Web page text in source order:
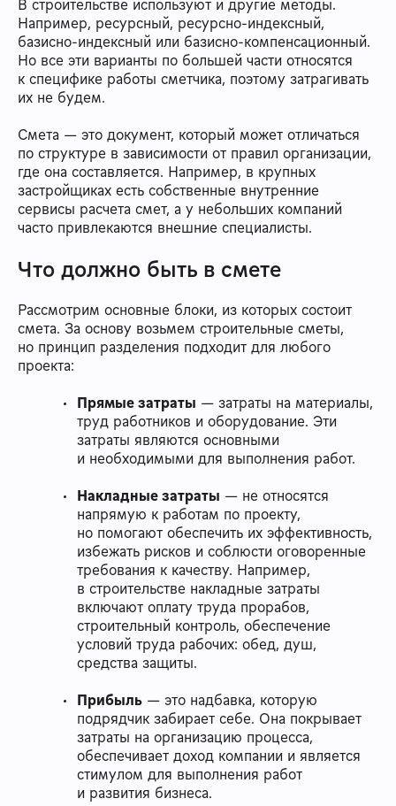
В строительстве используют и другие методы.
Например, ресурсный, ресурсно-индексный,
базисно-индексный или базисно-компенсационный.
Но все эти варианты по большей части относятся
к специфике работы сметчика, поэтому затрагивать
их не будем.
Смета — это документ, который может отличаться
по структуре в зависимости от правил организации,
где она составляется. Например, в крупных
застройщиках есть собственные внутренние
сервисы расчета смет, а у небольших компаний
часто привлекаются внешние специалисты.
Что должно быть в смете
Рассмотрим основные блоки, из которых состоит
смета. За основу возьмем строительные сметы,
но принцип разделения подходит для любого
проекта:
Прямые затраты — затраты на материалы,
труд работников и оборудование. Эти
затраты являются основными
и необходимыми для выполнения работ.
Накладные затраты — не относятся
напрямую к работам по проекту,
но помогают обеспечить их эффективность,
избежать рисков и соблюсти оговоренные
требования к качеству. Например,
в строительстве накладные затраты
включают оплату труда прорабов,
строительный контроль, обеспечение
условий труда рабочих: обед, душ,
средства защиты.
Прибыль — это надбавка, которую
подрядчик забирает себе. Она покрывает
затраты на организацию процесса,
обеспечивает доход компании и является
стимулом для выполнения работ
и развития бизнеса.